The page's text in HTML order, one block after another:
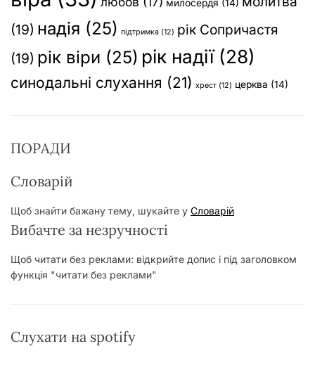
милосердя (14)
(19) надія (25) підтримка (12) рік Сопричастя
(19) рік віри (25) рік надії(28)
синодальні слухання (21) хрест (12) церква (14)
ПОРАДИ
Словарій
Щоб знайти бажану тему, шукайте у Словарій
Вибачте за незручності
Щоб читати без реклами: відкрийте допис і під заголовком
функція "читати без реклами"
Слухати на spotify